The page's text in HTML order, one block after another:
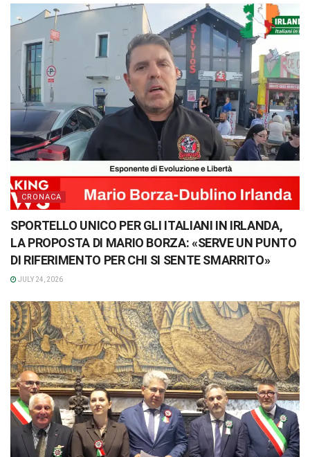
CRONACA
SPORTELLO UNICO PER GLI ITALIANI IN IRLANDA,
LA PROPOSTA DI MARIO BORZA: «SERVE UN PUNTO
DI RIFERIMENTO PER CHI SI SENTE SMARRITO»
JULY 24, 2026